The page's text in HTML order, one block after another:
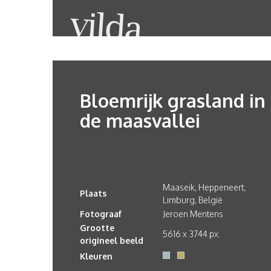
Bloemrijk grasland in
de maasvallei
Plaats
Maaseik, Heppeneert,
Limburg, België
Fotograaf
Jeroen Mentens
Grootte
origineel beeld
5616 x 3744 px.
Kleuren